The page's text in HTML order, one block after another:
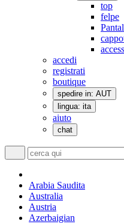
top
felpe
accedi
registrati
boutique
spedire in: AUT
lingua: ita
aiuto
chat
Arabia Saudita
Australia
Austria
Azerbaigian